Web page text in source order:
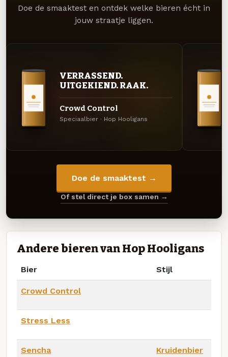
Doe de smaaktest en ontdek welke bieren écht in
jouw straatje liggen.
VERRASSEND.
UITGEKIEND. RAAK.
Crowd Control
Speciaalbier · Hop Hooligans
Doe de smaaktest →
Of stel direct je box samen →
Andere bieren van Hop Hooligans
Bier Stijl
Crowd Control
Stress Less
Sencha Kruidenbier